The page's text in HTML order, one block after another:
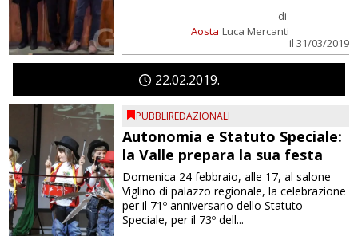
Aosta
di
Luca Mercanti
il 31/03/2019
2202 2019
PUBBLIREDAZIONALI
Autonomia e Statuto Speciale:
la Valle prepara la sua festa
Domenica 24 febbraio, alle 17, al salone
Viglino di palazzo regionale, la celebrazione
per il 71º anniversario dello Statuto
Speciale, per il 73º dell...